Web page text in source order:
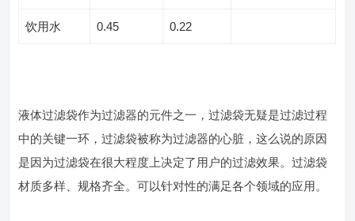
饮用水 0.45 0.22
液体过滤袋作为过滤器的元件之一，过滤袋无疑是过滤过程
中的关键一环，过滤袋被称为过滤器的心脏，这么说的原因
是因为过滤袋在很大程度上决定了用户的过滤效果。过滤袋
材质多样、规格齐全。可以针对性的满足各个领域的应用。